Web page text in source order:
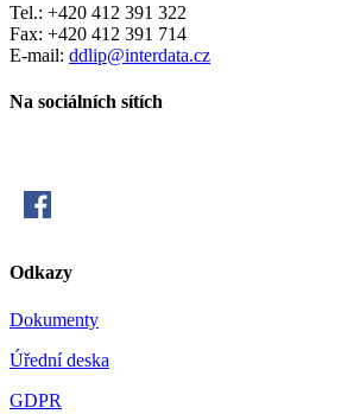
Tel.: +420 412 391 322
Fax: +420 412 391 714
E-mail: ddlip@interdata.cz
Na sociálních sítích
Odkazy
Dokumenty
Úřední deska
GDPR